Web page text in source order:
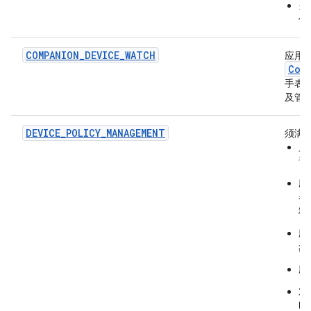
当
例
COMPANION_DEVICE_WATCH 应用
手表
及管
DEVICE_POLICY_MANAGEMENT
须满
只
设
应
者
料
应
象
应
对
时